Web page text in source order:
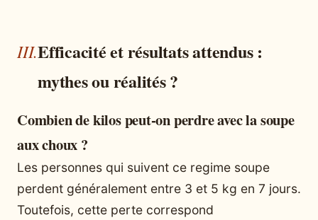
Efficacité et résultats attendus :
mythes ou réalités ?
Combien de kilos peut-on perdre avec la soupe
aux choux ?
Les personnes qui suivent ce regime soupe
perdent généralement entre 3 et 5 kg en 7 jours.
Toutefois, cette perte correspond